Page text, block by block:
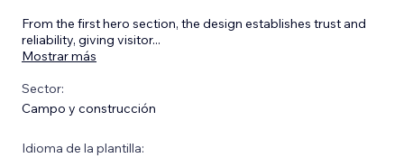
From the first hero section, the design establishes trust and
reliability, giving visitor...
Mostrar más
Sector:
Campo y construcción
Idioma de la plantilla: